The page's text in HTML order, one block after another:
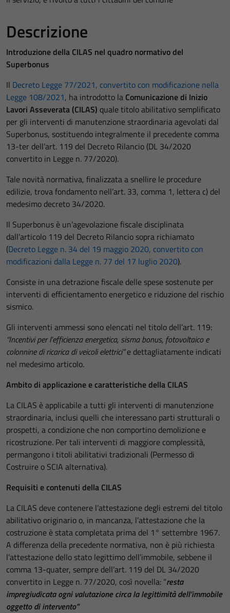
Descrizione
Introduzione della CILAS nel quadro normativo del
Superbonus
Il Decreto Legge 77/2021, convertito con modificazione nella
Legge 108/2021, ha introdotto la Comunicazione di Inizio
Lavori Asseverata (CILAS) quale titolo abilitativo semplificato
per gli interventi di manutenzione straordinaria agevolati dal
Superbonus, sostituendo integralmente il precedente comma
13-ter dell’art. 119 del Decreto Rilancio (DL 34/2020
convertito in Legge n. 77/2020).
Tale novità normativa, finalizzata a snellire le procedure
edilizie, trova fondamento nell’art. 33, comma 1, lettera c) del
medesimo decreto 34/2020.
Il Superbonus è un’agevolazione fiscale disciplinata
dall’articolo 119 del Decreto Rilancio sopra richiamato
(Decreto Legge n. 34 del 19 maggio 2020, convertito con
modificazioni dalla Legge n. 77 del 17 luglio 2020).
Consiste in una detrazione fiscale delle spese sostenute per
interventi di efficientamento energetico e riduzione del rischio
sismico.
Gli interventi ammessi sono elencati nel titolo dell’art. 119:
“Incentivi per l’efficienza energetica, sisma bonus, fotovoltaico e
colonnine di ricarica di veicoli elettrici”e dettagliatamente indicati
nel medesimo articolo.
Ambito di applicazione e caratteristiche della CILAS
La CILAS è applicabile a tutti gli interventi di manutenzione
straordinaria, inclusi quelli che interessano parti strutturali o
prospetti, a condizione che non comportino demolizione e
ricostruzione. Per tali interventi di maggiore complessità,
permangono i titoli abilitativi tradizionali (Permesso di
Costruire o SCIA alternativa).
Requisiti e contenuti della CILAS
La CILAS deve contenere l’attestazione degli estremi del titolo
abilitativo originario o, in mancanza, l’attestazione che la
costruzione è stata completata prima del 1° settembre 1967.
A differenza della precedente normativa, non è più richiesta
l’attestazione dello stato legittimo dell’immobile, sebbene il
comma 13-quater, sempre dell’art. 119 del DL 34/2020
convertito in Legge n. 77/2020, così novella: “resta
impregiudicata ogni valutazione circa la legittimità dell’immobile
oggetto di intervento”